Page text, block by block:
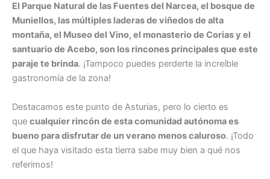
El Parque Natural de las Fuentes del Narcea, el bosque de
Muniellos, las múltiples laderas de viñedos de alta
montaña, el Museo del Vino, el monasterio de Corias y el
santuario de Acebo, son los rincones principales que este
paraje te brinda. ¡Tampoco puedes perderte la increíble
gastronomía de la zona!
Destacamos este punto de Asturias, pero lo cierto es
que cualquier rincón de esta comunidad autónoma es
bueno para disfrutar de un verano menos caluroso. ¡Todo
el que haya visitado esta tierra sabe muy bien a qué nos
referimos!